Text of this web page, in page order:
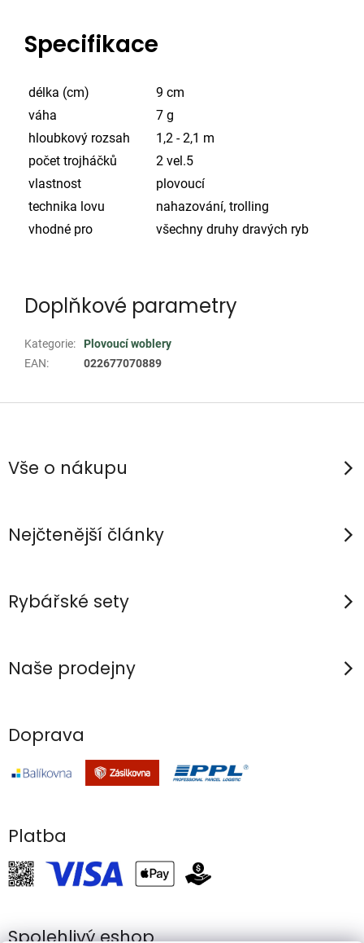
Specifikace
délka (cm)
9 cm
váha
7 g
hloubkový rozsah
1,2 - 2,1 m
počet trojháčků
2 vel.5
vlastnost
plovoucí
technika lovu
nahazování, trolling
vhodné pro
všechny druhy dravých ryb
Doplňkové parametry
Kategorie:
Plovoucí woblery
EAN: 022677070889
Z
pVše o nákupu
Nejčtenější články
Rybářské sety
Naše prodejny
Doprava
Platba
Spolehlivý eshop